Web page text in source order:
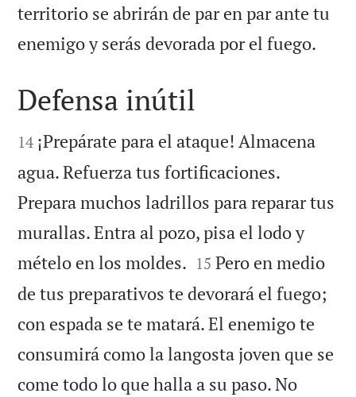
territorio se abrirán de par en par ante tu
enemigo y serás devorada por el fuego.

Defensa inútil

14 ¡Prepárate para el ataque! Almacena
agua. Refuerza tus fortificaciones.
Prepara muchos ladrillos para reparar tus
murallas. Entra al pozo, pisa el lodo y
mételo en los moldes. 

15 Pero en medio
de tus preparativos te devorará el fuego;
con espada se te matará. El enemigo te
consumirá como la langosta joven que se
come todo lo que halla a su paso. No